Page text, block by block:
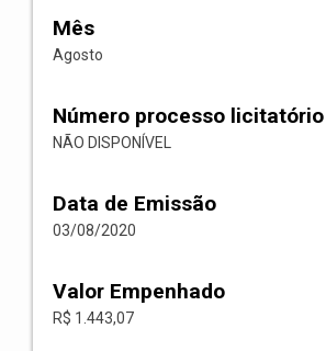
Mês
Agosto
Número processo licitatório
NÃO DISPONÍVEL
Data de Emissão
03/08/2020
Valor Empenhado
R$ 1.443,07